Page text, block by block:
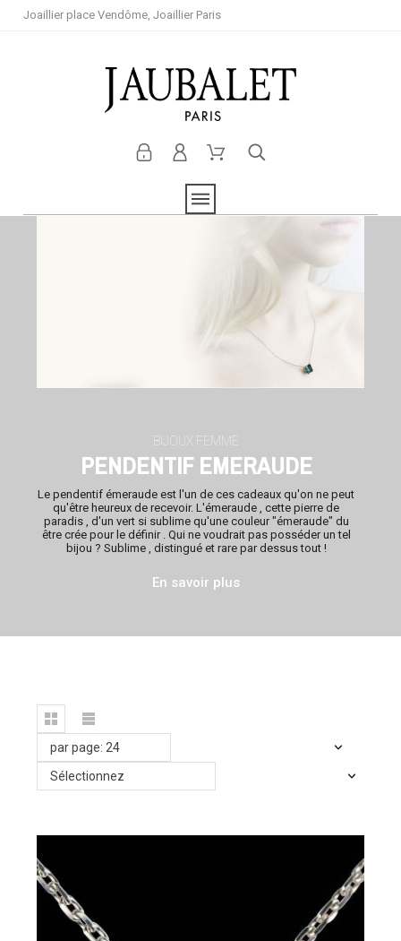
Joaillier place Vendôme, Joaillier Paris
BIJOUX FEMME
PENDENTIF EMERAUDE
Le pendentif émeraude est l'un de ces cadeaux qu'on ne peut
qu'être heureux de recevoir. L'émeraude , cette pierre de
paradis , d'un vert si sublime qu'une couleur "émeraude" du
être crée pour le définir . Qui ne voudrait pas posséder un tel
bijou ? Sublime , distingué et rare par dessus tout !
En savoir plus
par page: 24
Sélectionnez